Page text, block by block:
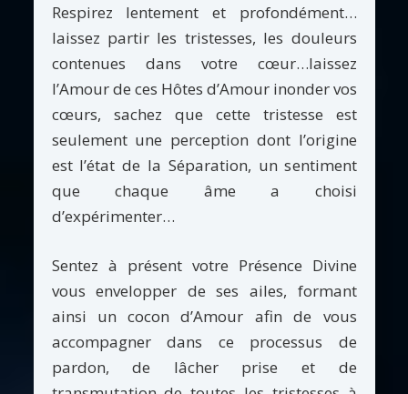
Respirez lentement et profondément…
laissez partir les tristesses, les douleurs
contenues dans votre cœur…laissez
l’Amour de ces Hôtes d’Amour inonder vos
cœurs, sachez que cette tristesse est
seulement une perception dont l’origine
est l’état de la Séparation, un sentiment
que chaque âme a choisi
d’expérimenter…
Sentez à présent votre Présence Divine
vous envelopper de ses ailes, formant
ainsi un cocon d’Amour afin de vous
accompagner dans ce processus de
pardon, de lâcher prise et de